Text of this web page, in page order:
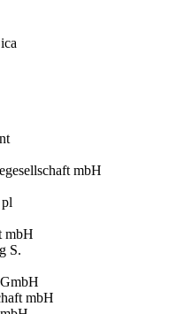
mbH
mbH
S.
mbH